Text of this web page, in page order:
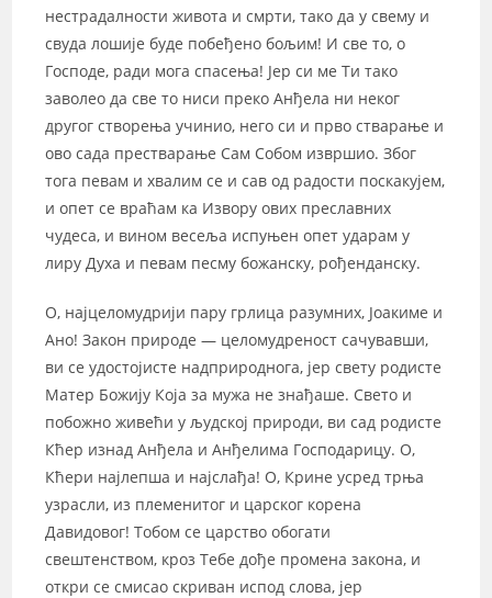
нестрадалности живота и смрти, тако да у свему и
свуда лошије буде побеђено бољим! И све то, о
Господе, ради мога спасења! Јер си ме Ти тако
заволео да све то ниси преко Анђела ни неког
другог створења учинио, него си и прво стварање и
ово сада престварање Сам Собом извршио. Због
тога певам и хвалим се и сав од радости поскакујем,
и опет се враћам ка Извору ових преславних
чудеса, и вином весеља испуњен опет ударам у
лиру Духа и певам песму божанску, рођенданску.
О, најцеломудрији пару грлица разумних, Јоакиме и
Ано! Закон природе — целомудреност сачувавши,
ви се удостојисте надприроднога, јер свету родисте
Матер Божију Која за мужа не знађаше. Свето и
побожно живећи у људској природи, ви сад родисте
Кћер изнад Анђела и Анђелима Господарицу. О,
Кћери најлепша и најслађа! О, Крине усред трња
узрасли, из племенитог и царског корена
Давидовог! Тобом се царство обогати
свештенством, кроз Тебе дође промена закона, и
откри се смисао скриван испод слова, јер